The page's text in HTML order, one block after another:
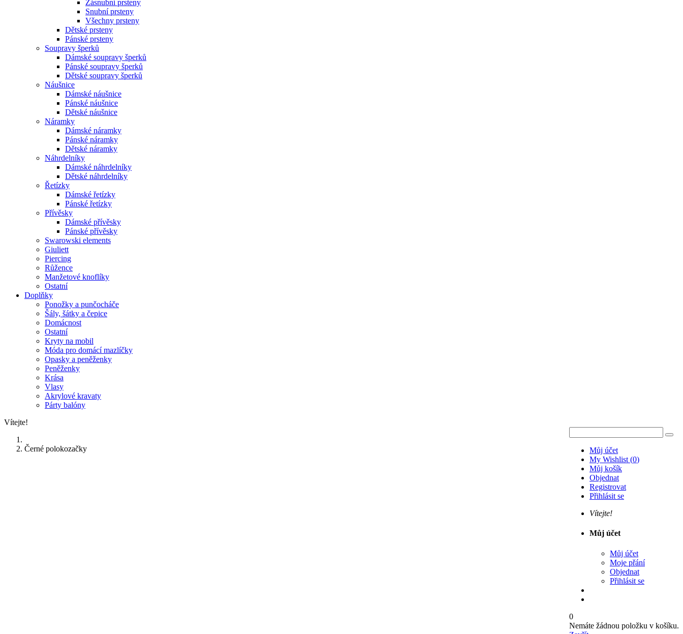
Zásnubní prsteny
Snubní prsteny
Všechny prsteny
Dětské prsteny
Pánské prsteny
Soupravy šperků
Dámské soupravy šperků
Pánské soupravy šperků
Dětské soupravy šperků
Náušnice
Dámské náušnice
Pánské náušnice
Dětské náušnice
Náramky
Dámské náramky
Pánské náramky
Dětské náramky
Náhrdelníky
Dámské náhrdelníky
Dětské náhrdelníky
Řetízky
Dámské řetízky
Pánské řetízky
Přívěsky
Dámské přívěsky
Pánské přívěsky
Swarowski elements
Giuliett
Piercing
Růžence
Manžetové knoflíky
Ostatní
Doplňky
Ponožky a punčocháče
Šály, šátky a čepice
Domácnost
Ostatní
Kryty na mobil
Móda pro domácí mazlíčky
Opasky a peněženky
Peněženky
Krása
Vlasy
Akrylové kravaty
Párty balóny
Vítejte!
Můj účet
My Wishlist (0)
Můj košík
Objednat
Registrovat
Přihlásit se
Vítejte!
Můj účet
Můj účet
Moje přání
Objednat
Přihlásit se
0
Nemáte žádnou položku v košíku.
Černé polokozačky